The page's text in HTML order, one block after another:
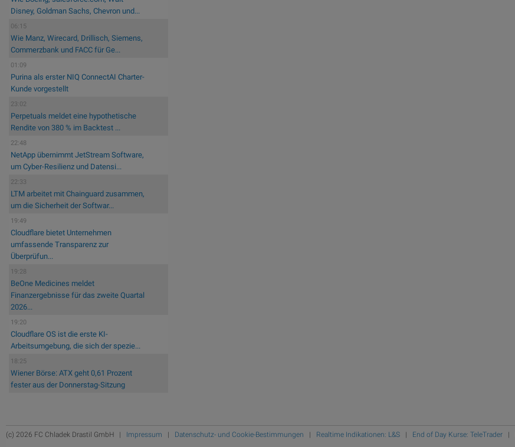
Disney, Goldman Sachs, Chevron und...
06:15
Wie Manz, Wirecard, Drillisch, Siemens,
Commerzbank und FACC für Ge...
01:09
Purina als erster NIQ ConnectAI Charter-
Kunde vorgestellt
23:02
Perpetuals meldet eine hypothetische
Rendite von 380 % im Backtest ...
22:48
NetApp übernimmt JetStream Software,
um Cyber-Resilienz und Datensi...
22:33
LTM arbeitet mit Chainguard zusammen,
um die Sicherheit der Softwar...
19:49
Cloudflare bietet Unternehmen
umfassende Transparenz zur
Überprüfun...
19:28
BeOne Medicines meldet
Finanzergebnisse für das zweite Quartal
2026...
19:20
Cloudflare OS ist die erste KI-
Arbeitsumgebung, die sich der spezie...
18:25
Wiener Börse: ATX geht 0,61 Prozent
fester aus der Donnerstag-Sitzung
(c) 2026 FC Chladek Drastil GmbH | Impressum | Datenschutz- und Cookie-Bestimmungen | Realtime Indikationen: L&S | End of Day Kurse: TeleTrader |